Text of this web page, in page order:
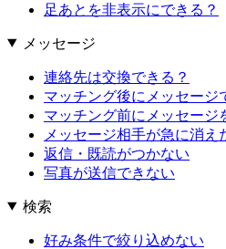
足あとを非表示にできる？
メッセージ
連絡先は交換できる？
マッチング後にメッセージ
マッチング前にメッセージ
メッセージ相手が急に消え
返信・既読がつかない
写真が送信できない
検索
好み条件で絞り込めない